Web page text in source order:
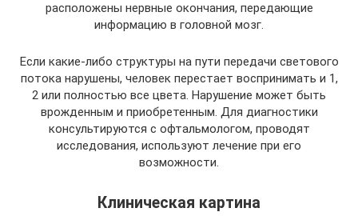
расположены нервные окончания, передающие
информацию в головной мозг.
Если какие-либо структуры на пути передачи светового
потока нарушены, человек перестает воспринимать и 1,
2 или полностью все цвета. Нарушение может быть
врожденным и приобретенным. Для диагностики
консультируются с офтальмологом, проводят
исследования, используют лечение при его
возможности.
Клиническая картина